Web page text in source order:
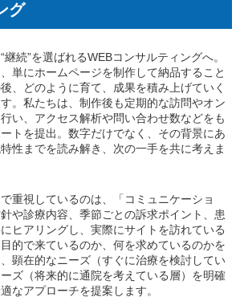
グ
続”を選ばれるWEBコンサルティングへ。
単にホームページを制作して納品すること
、どのように育て、成果を積み上げていく
。私たちは、制作後も定期的な訪問やオン
い、アクセス解析や問い合わせ数などをも
トを提出。数字だけでなく、その背景にあ
性までを読み解き、次の一手を共に考えま
重視しているのは、「コミュニケーショ
や診療内容、季節ごとの訴求ポイント、患
ヒアリングし、実際にサイトを訪れている
的で来ているのか、何を求めているのかを
顕在的なニーズ（すぐに治療を検討してい
ズ（将来的に通院を考えている層）を明確
なアプローチを提案します。